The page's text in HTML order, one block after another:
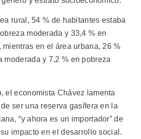
rural, 54 % de habitantes estaba
moderada y 33,4 % en
mientras en el área urbana, 26 %
moderada y 7,2 % en pobreza
el economista Chávez lamenta
ser una reserva gasífera en la
“y ahora es un importador” de
impacto en el desarrollo social.